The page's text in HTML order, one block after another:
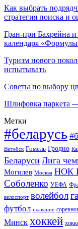
Как выбрать
стратегия поиска и
Гран-при Бахрейна
календаря
Туризм нового
испытывать
Советы по выбору
Шлифовка паркета —
Метки
#беларусь
Витебск Гомель Гродно
Беларуси Лига
Могилев Москва НОК
Соболенко УЕФА
велоспорт волейбол
футбол плавание
Минск хоккей